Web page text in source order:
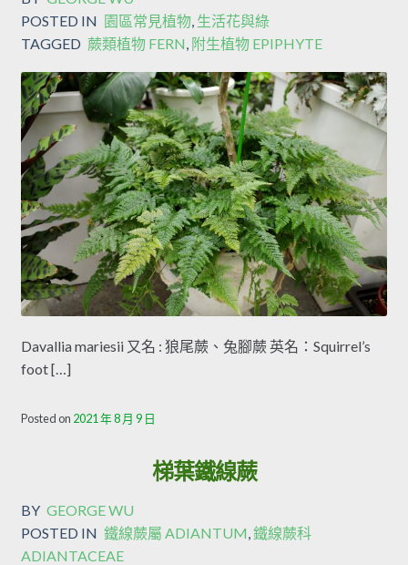
POSTED IN 園區常見植物 生活花與綠
TAGGED 蕨類植物 FERN 附生植物 EPIPHYTE
Davallia mariesii 又名 : 狼尾蕨、兔腳蕨 英名：Squirrel’s
foot […]
Posted on 2021 年 8 月 9 日
梯葉鐵線蕨
BY GEORGE WU
POSTED IN 鐵線蕨屬 ADIANTUM ,鐵線蕨科
ADIANTACEAE